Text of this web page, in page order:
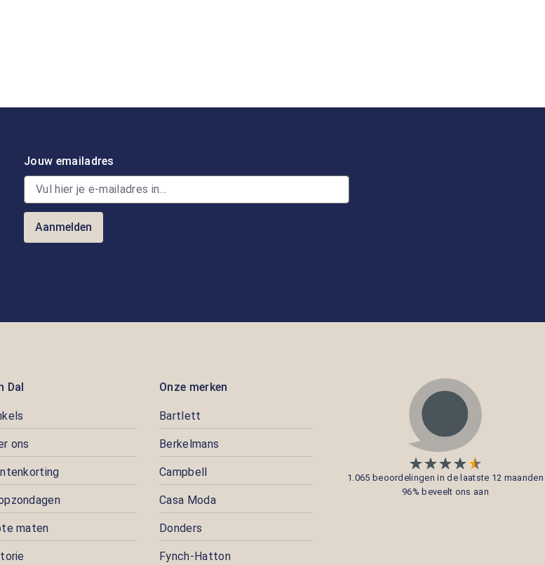
Jouw emailadres
Aanmelden
Dal
ons
maten
Onze merken
Bartlett
Berkelmans
Campbell
Casa Moda
Donders
Fynch-Hatton
1.065 beoordelingen in de laatste 12 maanden
96% beveelt ons aan